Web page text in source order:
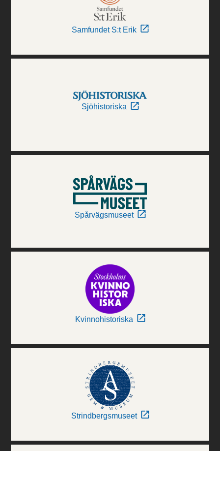
Samfundet S:t Erik
Sjöhistoriska
Spårvägsmuseet
Kvinnohistoriska
Strindbergsmuseet